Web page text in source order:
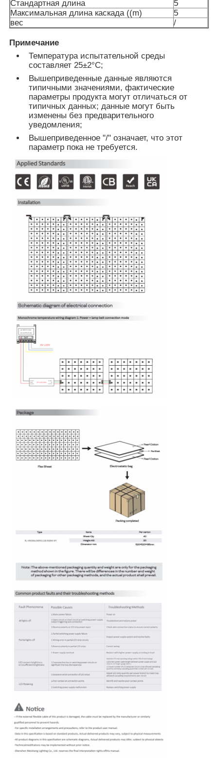
Стенный стиральный прибор
360° светодиодный свет
3D неоновый свет
Голая светодиодная лента
Модуль СИД AC
Модуль светодиода постоянного тока
Мини-машина для мытья стен
Световой бар сауны
Высокоэффективная светодиодная лента
Светильники светодиодного освещения
Гибкие светодиодные светильники
Стандартная длина
5
Максимальная длина каскада ((m)
5
вес
/
Примечание
Температура испытательной среды
составляет 25±2°C;
Вышеприведенные данные являются
типичными значениями, фактические
параметры продукта могут отличаться от
типичных данных; данные могут быть
изменены без предварительного
уведомления;
Вышеприведенное "/" означает, что этот
параметр пока не требуется.